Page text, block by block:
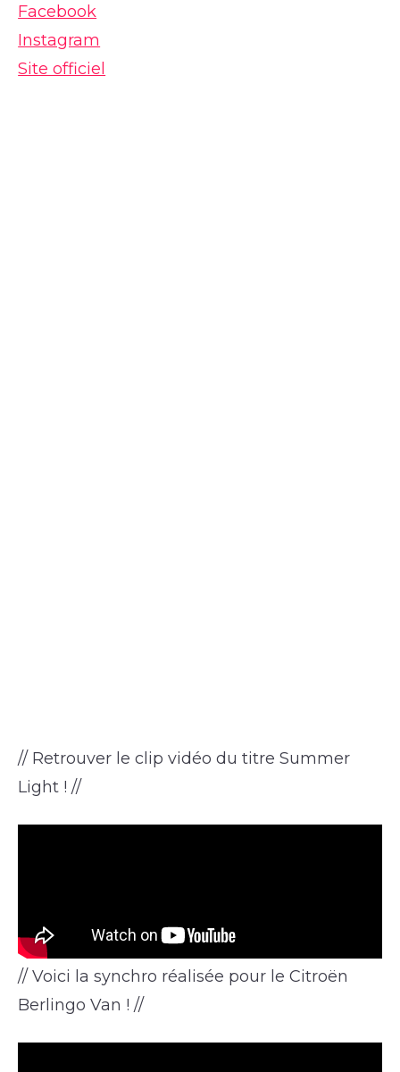
Facebook
Instagram
Site officiel
// Retrouver le clip vidéo du titre Summer
Light ! //
// Voici la synchro réalisée pour le Citroën
Berlingo Van ! //